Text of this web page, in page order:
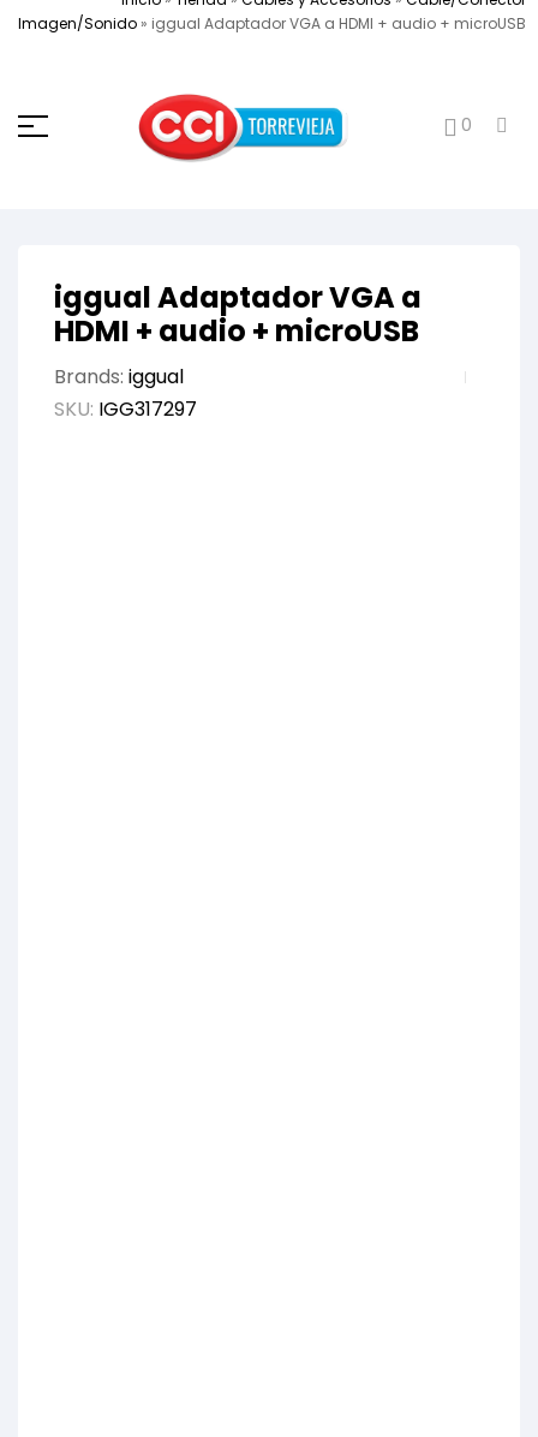
Imagen/Sonido » iggual Adaptador VGA a HDMI + audio + microUSB
0
iggual Adaptador VGA a
HDMI + audio + microUSB
Brands: iggual
SKU: IGG317297